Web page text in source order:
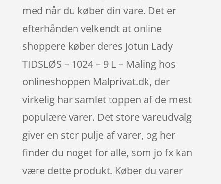
med når du køber din vare. Det er
efterhånden velkendt at online
shoppere køber deres Jotun Lady
TIDSLØS – 1024 – 9 L – Maling hos
onlineshoppen Malprivat.dk, der
virkelig har samlet toppen af de mest
populære varer. Det store vareudvalg
giver en stor pulje af varer, og her
finder du noget for alle, som jo fx kan
være dette produkt. Køber du varer